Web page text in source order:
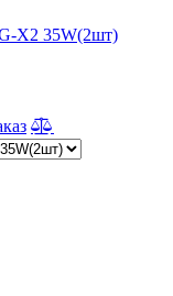
X2 35W(2шт)